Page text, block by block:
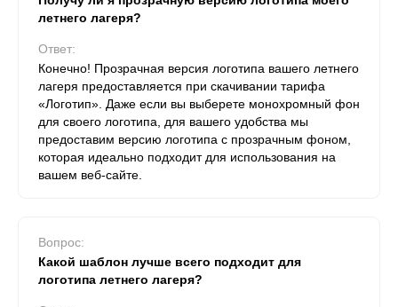
летнего лагеря?
Ответ:
Конечно! Прозрачная версия логотипа вашего летнего
лагеря предоставляется при скачивании тарифа
«Логотип». Даже если вы выберете монохромный фон
для своего логотипа, для вашего удобства мы
предоставим версию логотипа с прозрачным фоном,
которая идеально подходит для использования на
вашем веб-сайте.
Вопрос:
Какой шаблон лучше всего подходит для
логотипа летнего лагеря?